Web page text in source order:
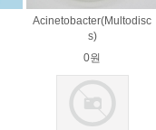
Acinetobacter(Multodisc
s)
0원